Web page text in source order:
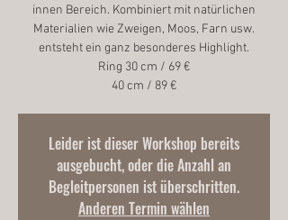
innen Bereich. Kombiniert mit natürlichen
Materialien wie Zweigen, Moos, Farn usw.
entsteht ein ganz besonderes Highlight.
Ring 30 cm / 69 €
Leider ist dieser Workshop bereits
ausgebucht, oder die Anzahl an
Begleitpersonen ist überschritten.
Anderen Termin wählen